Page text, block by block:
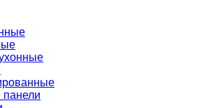
панели